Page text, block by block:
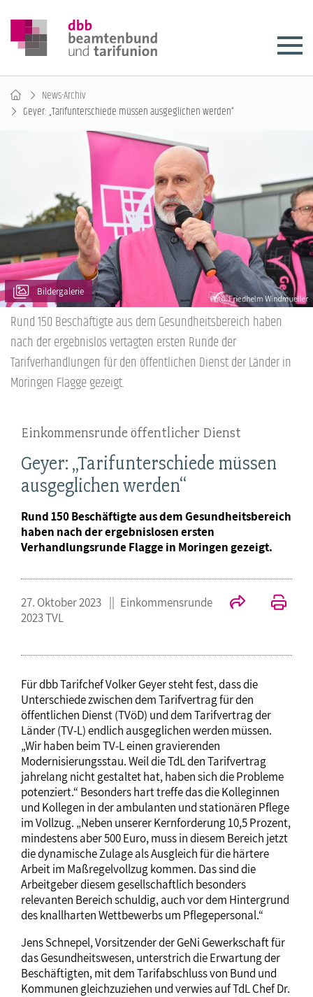
News-Archiv
Geyer: „Tarifunterschiede müssen ausgeglichen werden“
Bildergalerie
Rund 150 Beschäftigte aus dem Gesundheitsbereich haben
nach der ergebnislos vertagten ersten Runde der
Tarifverhandlungen für den öffentlichen Dienst der Länder in
Moringen Flagge gezeigt.
Einkommensrunde öffentlicher Dienst
Geyer: „Tarifunterschiede müssen
ausgeglichen werden“
Rund 150 Beschäftigte aus dem Gesundheitsbereich
haben nach der ergebnislosen ersten
Verhandlungsrunde Flagge in Moringen gezeigt.
27. Oktober 2023
Einkommensrunde
2023 TVL
Für dbb Tarifchef Volker Geyer steht fest, dass die
Unterschiede zwischen dem Tarifvertrag für den
öffentlichen Dienst (TVöD) und dem Tarifvertrag der
Länder (TV-L) endlich ausgeglichen werden müssen.
„Wir haben beim TV-L einen gravierenden
Modernisierungsstau. Weil die TdL den Tarifvertrag
jahrelang nicht gestaltet hat, haben sich die Probleme
potenziert.“ Besonders hart treffe das die Kolleginnen
und Kollegen in der ambulanten und stationären Pflege
im Vollzug. „Neben unserer Kernforderung 10,5 Prozent,
mindestens aber 500 Euro, muss in diesem Bereich jetzt
die dynamische Zulage als Ausgleich für die härtere
Arbeit im Maßregelvollzug kommen. Das sind die
Arbeitgeber diesem gesellschaftlich besonders
relevanten Bereich schuldig, auch vor dem Hintergrund
des knallharten Wettbewerbs um Pflegepersonal.“
Jens Schnepel, Vorsitzender der GeNi Gewerkschaft für
das Gesundheitswesen, unterstrich die Erwartung der
Beschäftigten, mit dem Tarifabschluss von Bund und
Kommunen gleichzuziehen und verwies auf TdL Chef Dr.